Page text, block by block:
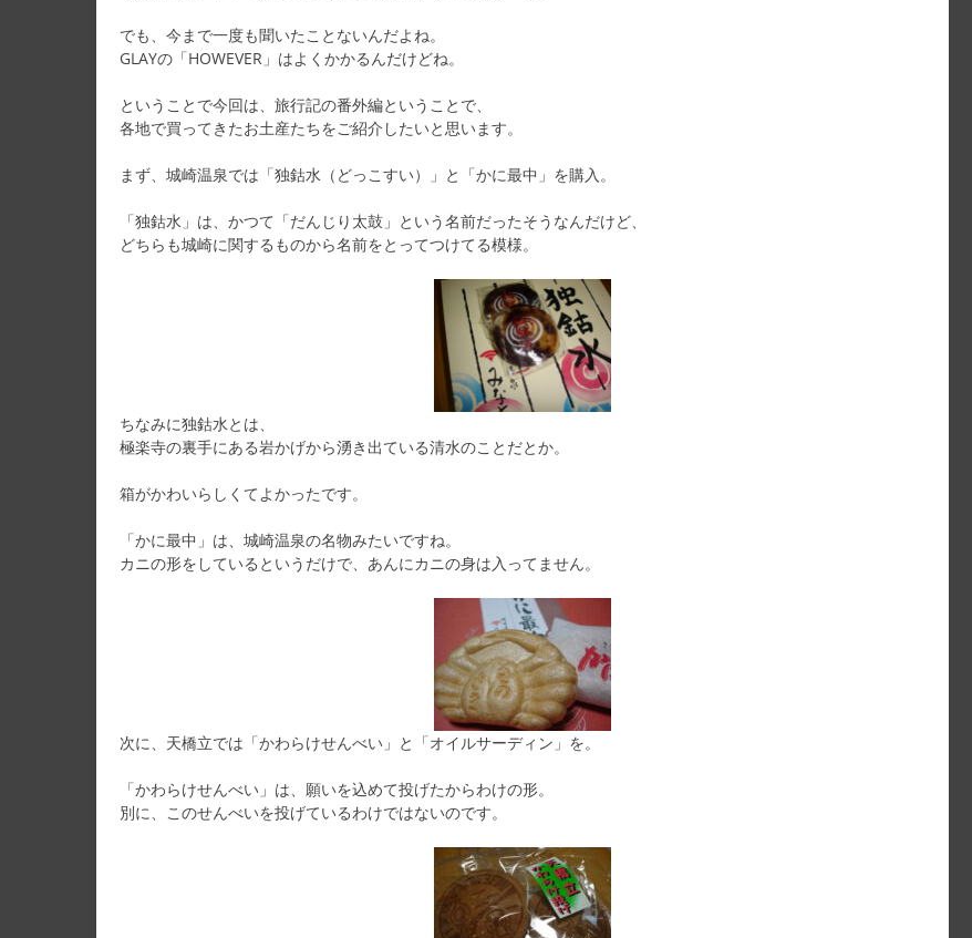
でも、今まで一度も聞いたことないんだよね。
GLAYの「HOWEVER」はよくかかるんだけどね。
ということで今回は、旅行記の番外編ということで、
各地で買ってきたお土産たちをご紹介したいと思います。
まず、城崎温泉では「独鈷水（どっこすい）」と「かに最中」を購入。
「独鈷水」は、かつて「だんじり太鼓」という名前だったそうなんだけど、
どちらも城崎に関するものから名前をとってつけてる模様。
ちなみに独鈷水とは、
極楽寺の裏手にある岩かげから湧き出ている清水のことだとか。
箱がかわいらしくてよかったです。
「かに最中」は、城崎温泉の名物みたいですね。
カニの形をしているというだけで、あんにカニの身は入ってません。
次に、天橋立では「かわらけせんべい」と「オイルサーディン」を。
「かわらけせんべい」は、願いを込めて投げたからわけの形。
別に、このせんべいを投げているわけではないのです。